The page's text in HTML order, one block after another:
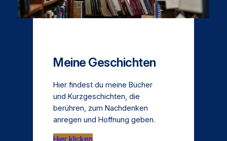
Meine Geschichten
Hier findest du meine Bücher
und Kurzgeschichten, die
berühren, zum Nachdenken
anregen und Hoffnung geben.
Hier klicken